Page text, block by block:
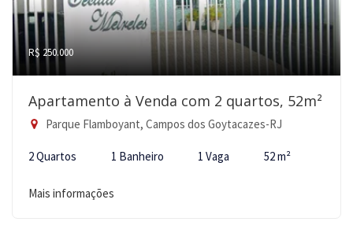
R$ 250.000
Apartamento à Venda com 2 quartos, 52m²
Parque Flamboyant, Campos dos Goytacazes-RJ
2 Quartos 1 Banheiro 1 Vaga 52 m²
Mais informações